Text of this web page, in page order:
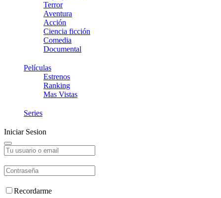
Terror
Aventura
Acción
Ciencia ficción
Comedia
Documental
Películas
Estrenos
Ranking
Mas Vistas
Series
Iniciar Sesion
Recordarme